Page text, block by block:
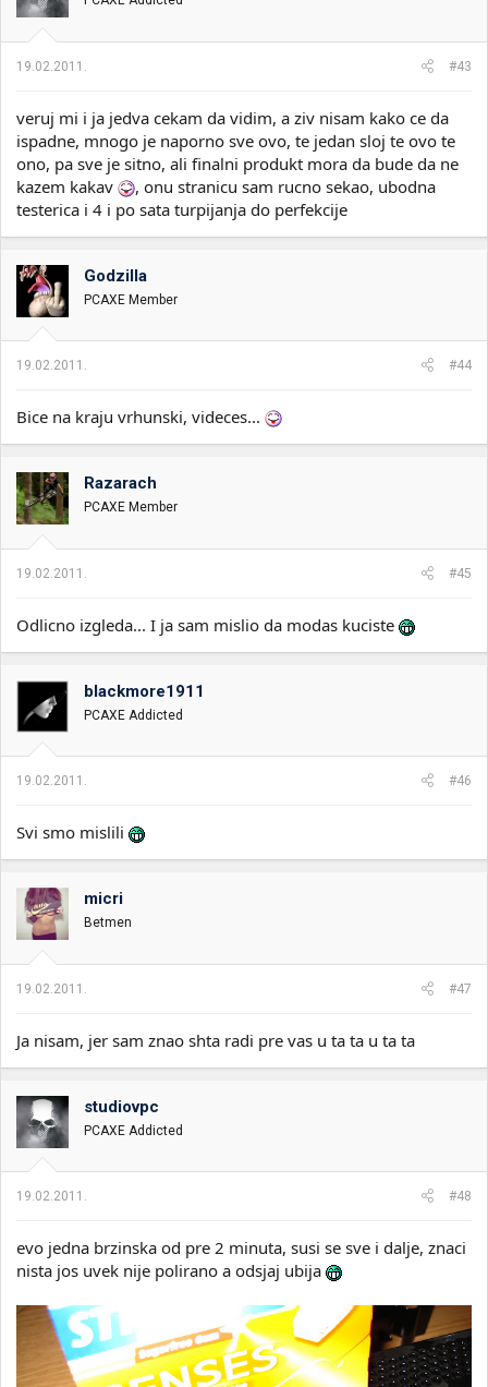
19.02.2011. #43
veruj mi i ja jedva cekam da vidim, a ziv nisam kako ce da
ispadne, mnogo je naporno sve ovo, te jedan sloj te ovo te
ono, pa sve je sitno, ali finalni produkt mora da bude da ne
kazem kakav
, onu stranicu sam rucno sekao, ubodna
testerica i 4 i po sata turpijanja do perfekcije
Godzilla
PCAXE Member
19.02.2011. #44
Bice na kraju vrhunski, videces...
Razarach
PCAXE Member
19.02.2011. #45
Odlicno izgleda... I ja sam mislio da modas kuciste
blackmore1911
PCAXE Addicted
19.02.2011. #46
Svi smo mislili
micri
Betmen
19.02.2011. #47
Ja nisam, jer sam znao shta radi pre vas u ta ta u ta ta
studiovpc
PCAXE Addicted
19.02.2011. #48
evo jedna brzinska od pre 2 minuta, susi se sve i dalje, znaci
nista jos uvek nije polirano a odsjaj ubija